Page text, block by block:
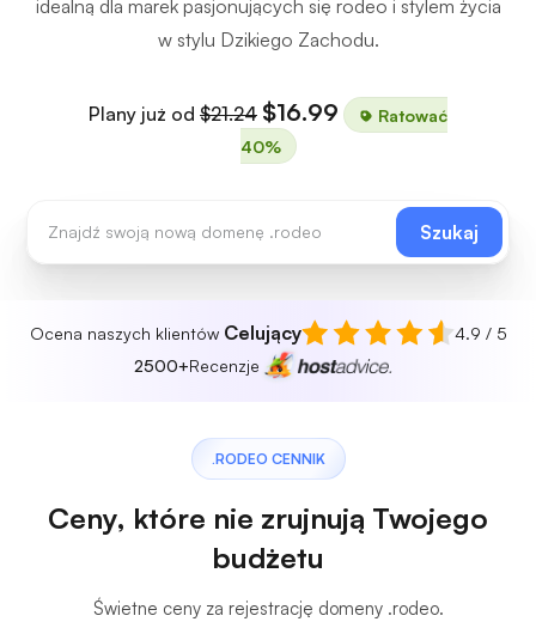
idealną dla marek pasjonujących się rodeo i stylem życia
w stylu Dzikiego Zachodu.
Plany już od $21.24 $16.99
Ratować
40%
Szukaj
Ocena naszych klientów Celujący
4.9 / 5
2500+Recenzje
.RODEO CENNIK
Ceny, które nie zrujnują Twojego
budżetu
Świetne ceny za rejestrację domeny .rodeo.